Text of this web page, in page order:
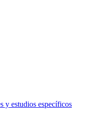
y estudios específicos